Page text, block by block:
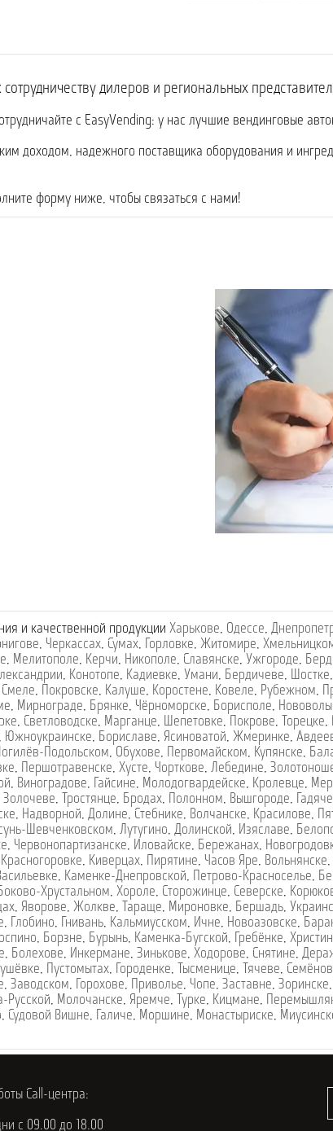
дилеров и региональных
с EasyVending: у нас лучшие вендинговые
доходом, надежного поставщика оборудования и
форму ниже, чтобы связаться с нами!
и качественной продукции Харькове, Одессе,
, Черкассах, Сумах, Горловке, Житомире,
, Мелитополе, Керчи, Никополе, Славянске, Ужгороде,
, Конотопе, Кадиевке, Умани, Бердичеве, Шостке,
Смеле, Покровске, Калуше, Коростене, Ковеле, Рубежном,
, Мирнограде, Брянке, Чёрноморске, Борисполе,
, Светловодске, Марганце, Шепетовке, Покрове, Торецке,
, Южноукраинске, Бориславе, Ясиноватой, Жмеринке,
Подольском, Обухове, Первомайском, Купянске,
, Першотравенске, Хусте, Чорткове, Лебедине,
, Виноградове, Гайсине, Молодогвардейске, Кролевце,
Золочеве, Тростянце, Бродах, Полонном, Вышгороде, Гадяче
, Надворной, Долине, Стебнике, Волчанске, Красилове,
Шевченковском, Лутугино, Долинской, Изяславе,
, Червонопартизанске, Иловайске, Бережанах,
Красногоровке, Киверцах, Пирятине, Часов Яре, Вольнянске,
, Каменке-Днепровской, Петрово-Красноселье,
Хрустальном, Хороле, Сторожинце, Северске,
, Яворове, Жолкве, Тараще, Мироновке, Бершадь,
, Глобино, Гнивань, Кальмиусском, Ичне, Новоазовске,
, Борзне, Бурынь, Каменка-Бугской, Гребёнке,
, Болехове, Инкермане, Зинькове, Ходорове, Снятине,
, Пустомытах, Городенке, Тысменице, Тячеве,
, Заводском, Горохове, Приволье, Чопе, Заставне, Зоринске,
Русской, Молочанске, Яремче, Турке, Кицмане,
, Судовой Вишне, Галиче, Моршине, Монастыриске,
Call-центра:
с 09.00 до 18.00